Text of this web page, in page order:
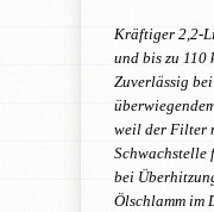
Kräftiger 2,2-
und bis zu 110
Zuverlässig
weil der Filter
Schwachstelle
bei
Ölschlamm im